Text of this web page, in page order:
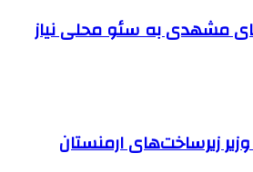
مشهدی به سئو محلی نیاز
وزیر زیرساخت‌های ارمنستان